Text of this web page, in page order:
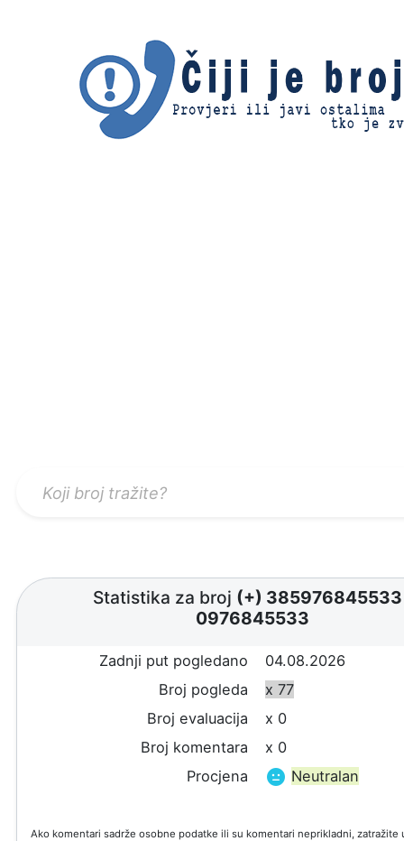
Statistika za broj (+)
0976845533
Zadnji put pogledano
04.08.2026
Broj pogleda
x 77
Broj evaluacija
x 0
Broj komentara
x 0
Procjena
Neutralan
Ako komentari sadrže osobne podatke ili su komentari neprikladni, zatražite